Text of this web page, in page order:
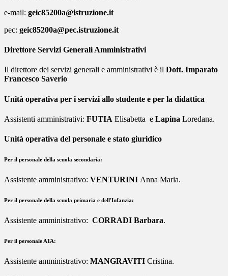
e-mail: geic85200a@istruzione.it
pec: geic85200a@pec.istruzione.it
Direttore Servizi Generali Amministrativi
Il direttore dei servizi generali e amministrativi è il Dott. Imparato
Francesco Saverio
Unità operativa per i servizi allo studente e per la didattica
Assistenti amministrativi: FUTIA Elisabetta e Lapina Loredana.
Unità operativa del personale e stato giuridico
Per il personale della scuola secondaria:
Assistente amministrativo: VENTURINI Anna Maria.
Per il personale della scuola primaria e dell'Infanzia:
Assistente amministrativo: CORRADI Barbara.
Per il personale ATA:
Assistente amministrativo: MANGRAVITI Cristina.